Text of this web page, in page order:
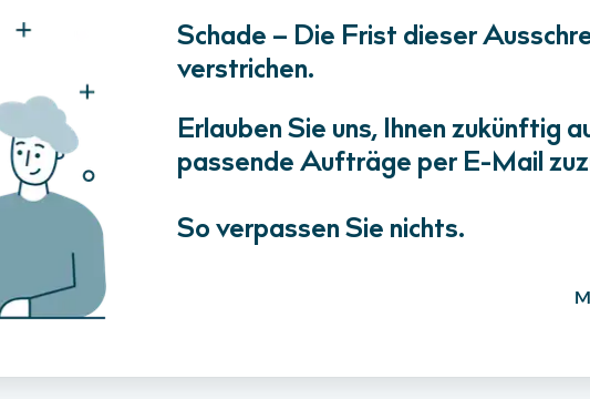
Schade – Die Frist dieser
verstrichen.
Erlauben Sie uns, Ihnen zukünftig
passende Aufträge per E-Mail
So verpassen Sie nichts.